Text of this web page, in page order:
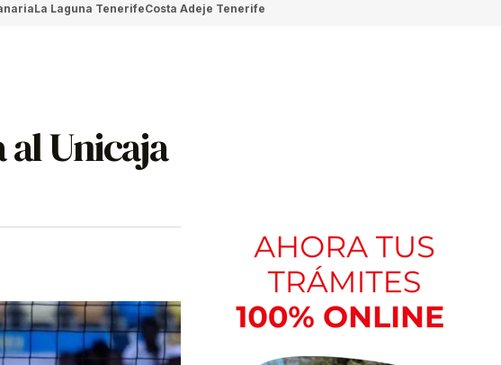
La Laguna TenerifeCosta Adeje Tenerife
Unicaja